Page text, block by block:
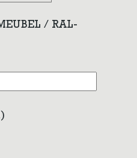
/ RAL-